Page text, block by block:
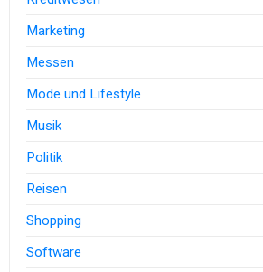
Marketing
Messen
Mode und Lifestyle
Musik
Politik
Reisen
Shopping
Software